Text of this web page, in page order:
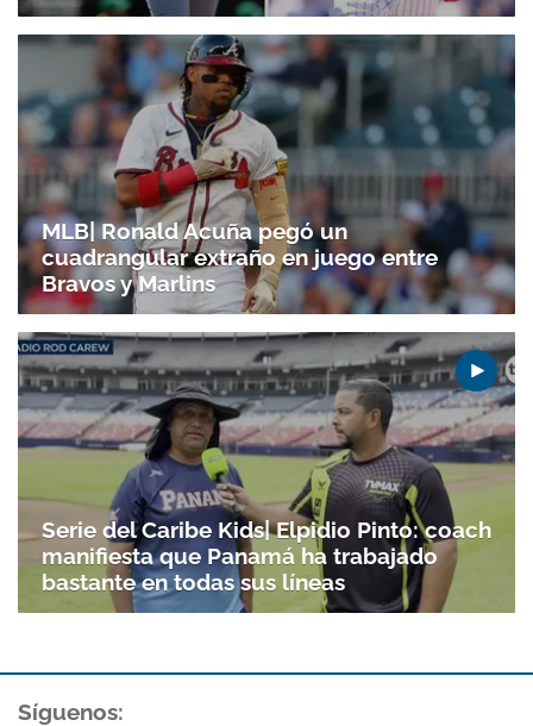
MLB| Ronald Acuña pegó un
cuadrangular extraño en juego entre
Bravos y Marlins
Serie del Caribe Kids| Elpidio Pinto: coach
manifiesta que Panamá ha trabajado
bastante en todas sus líneas
Síguenos: